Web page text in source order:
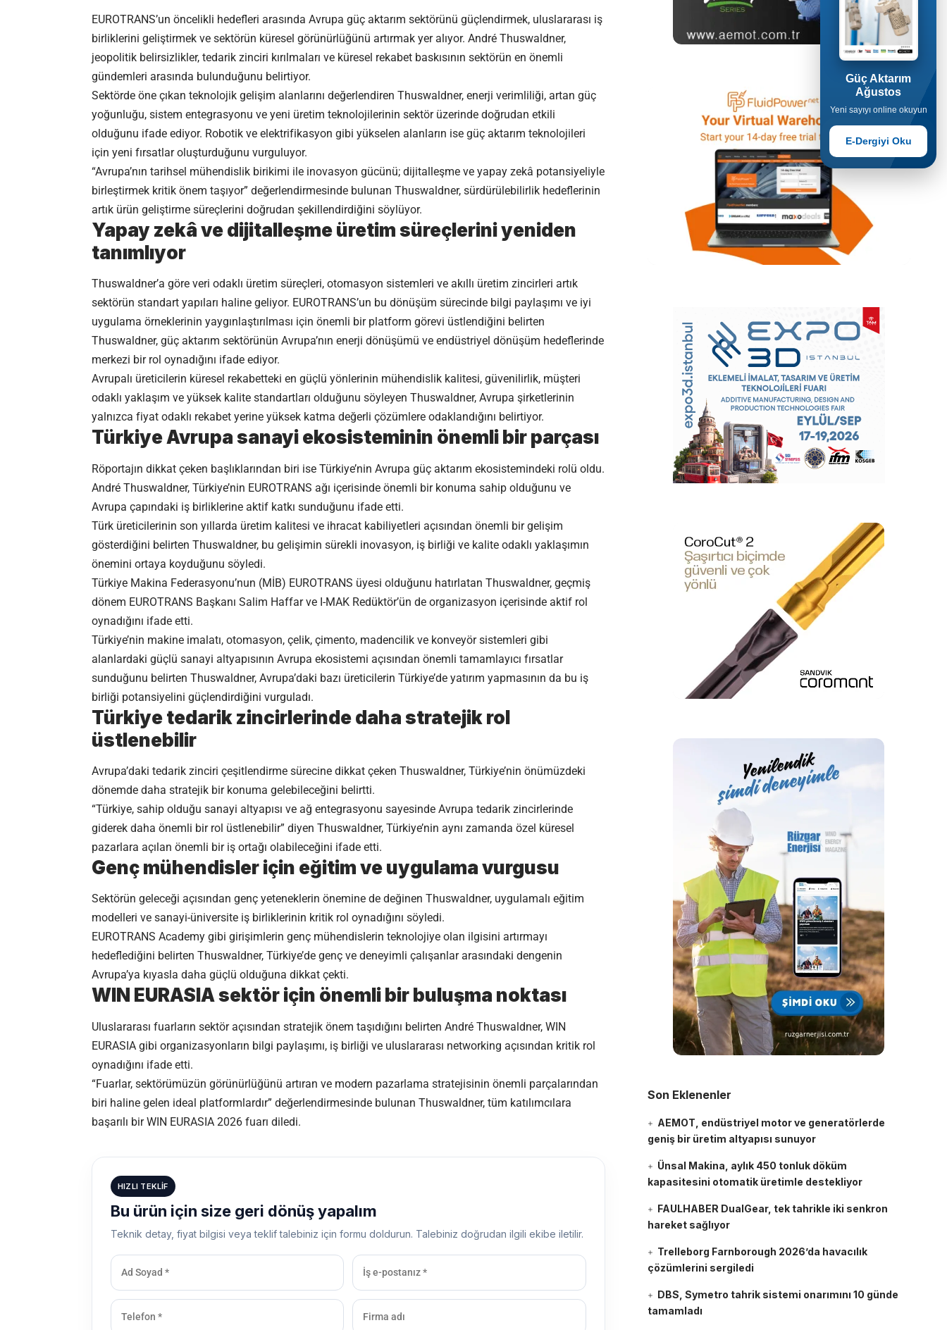
EUROTRANS’un öncelikli hedefleri arasında Avrupa güç aktarım sektörünü güçlendirmek, uluslararası iş
birliklerini geliştirmek ve sektörün küresel görünürlüğünü artırmak yer alıyor. André Thuswaldner,
jeopolitik belirsizlikler, tedarik zinciri kırılmaları ve küresel rekabet baskısının sektörün en önemli
gündemleri arasında bulunduğunu belirtiyor.
Sektörde öne çıkan teknolojik gelişim alanlarını değerlendiren Thuswaldner, enerji verimliliği, artan güç
yoğunluğu, sistem entegrasyonu ve yeni üretim teknolojilerinin sektör üzerinde doğrudan etkili
olduğunu ifade ediyor. Robotik ve elektrifikasyon gibi yükselen alanların ise güç aktarım teknolojileri
için yeni fırsatlar oluşturduğunu vurguluyor.
“Avrupa’nın tarihsel mühendislik birikimi ile inovasyon gücünü; dijitalleşme ve yapay zekâ potansiyeliyle
birleştirmek kritik önem taşıyor” değerlendirmesinde bulunan Thuswaldner, sürdürülebilirlik hedeflerinin
artık ürün geliştirme süreçlerini doğrudan şekillendirdiğini söylüyor.
Yapay zekâ ve dijitalleşme üretim süreçlerini yeniden
tanımlıyor
Thuswaldner’a göre veri odaklı üretim süreçleri, otomasyon sistemleri ve akıllı üretim zincirleri artık
sektörün standart yapıları haline geliyor. EUROTRANS’un bu dönüşüm sürecinde bilgi paylaşımı ve iyi
uygulama örneklerinin yaygınlaştırılması için önemli bir platform görevi üstlendiğini belirten
Thuswaldner, güç aktarım sektörünün Avrupa’nın enerji dönüşümü ve endüstriyel dönüşüm hedeflerinde
merkezi bir rol oynadığını ifade ediyor.
Avrupalı üreticilerin küresel rekabetteki en güçlü yönlerinin mühendislik kalitesi, güvenilirlik, müşteri
odaklı yaklaşım ve yüksek kalite standartları olduğunu söyleyen Thuswaldner, Avrupa şirketlerinin
yalnızca fiyat odaklı rekabet yerine yüksek katma değerli çözümlere odaklandığını belirtiyor.
Türkiye Avrupa sanayi ekosisteminin önemli bir parçası
Röportajın dikkat çeken başlıklarından biri ise Türkiye’nin Avrupa güç aktarım ekosistemindeki rolü oldu.
André Thuswaldner, Türkiye’nin EUROTRANS ağı içerisinde önemli bir konuma sahip olduğunu ve
Avrupa çapındaki iş birliklerine aktif katkı sunduğunu ifade etti.
Türk üreticilerinin son yıllarda üretim kalitesi ve ihracat kabiliyetleri açısından önemli bir gelişim
gösterdiğini belirten Thuswaldner, bu gelişimin sürekli inovasyon, iş birliği ve kalite odaklı yaklaşımın
önemini ortaya koyduğunu söyledi.
Türkiye Makina Federasyonu’nun (MİB) EUROTRANS üyesi olduğunu hatırlatan Thuswaldner, geçmiş
dönem EUROTRANS Başkanı Salim Haffar ve I-MAK Redüktör’ün de organizasyon içerisinde aktif rol
oynadığını ifade etti.
Türkiye’nin makine imalatı, otomasyon, çelik, çimento, madencilik ve konveyör sistemleri gibi
alanlardaki güçlü sanayi altyapısının Avrupa ekosistemi açısından önemli tamamlayıcı fırsatlar
sunduğunu belirten Thuswaldner, Avrupa’daki bazı üreticilerin Türkiye’de yatırım yapmasının da bu iş
birliği potansiyelini güçlendirdiğini vurguladı.
Türkiye tedarik zincirlerinde daha stratejik rol
üstlenebilir
Avrupa’daki tedarik zinciri çeşitlendirme sürecine dikkat çeken Thuswaldner, Türkiye’nin önümüzdeki
dönemde daha stratejik bir konuma gelebileceğini belirtti.
“Türkiye, sahip olduğu sanayi altyapısı ve ağ entegrasyonu sayesinde Avrupa tedarik zincirlerinde
giderek daha önemli bir rol üstlenebilir” diyen Thuswaldner, Türkiye’nin aynı zamanda özel küresel
pazarlara açılan önemli bir iş ortağı olabileceğini ifade etti.
Genç mühendisler için eğitim ve uygulama vurgusu
Sektörün geleceği açısından genç yeteneklerin önemine de değinen Thuswaldner, uygulamalı eğitim
modelleri ve sanayi-üniversite iş birliklerinin kritik rol oynadığını söyledi.
EUROTRANS Academy gibi girişimlerin genç mühendislerin teknolojiye olan ilgisini artırmayı
hedeflediğini belirten Thuswaldner, Türkiye’de genç ve deneyimli çalışanlar arasındaki dengenin
Avrupa’ya kıyasla daha güçlü olduğuna dikkat çekti.
WIN EURASIA sektör için önemli bir buluşma noktası
Uluslararası fuarların sektör açısından stratejik önem taşıdığını belirten André Thuswaldner, WIN
EURASIA gibi organizasyonların bilgi paylaşımı, iş birliği ve uluslararası networking açısından kritik rol
oynadığını ifade etti.
“Fuarlar, sektörümüzün görünürlüğünü artıran ve modern pazarlama stratejisinin önemli parçalarından
biri haline gelen ideal platformlardır” değerlendirmesinde bulunan Thuswaldner, tüm katılımcılara
başarılı bir WIN EURASIA 2026 fuarı diledi.
HIZLI TEKLIF
Bu ürün için size geri dönüş yapalım
Teknik detay, fiyat bilgisi veya teklif talebiniz için formu doldurun. Talebiniz doğrudan ilgili ekibe iletilir.
Son Eklenenler
AEMOT, endüstriyel motor ve generatörlerde
geniş bir üretim altyapısı sunuyor
Ünsal Makina, aylık 450 tonluk döküm
kapasitesini otomatik üretimle destekliyor
FAULHABER DualGear, tek tahrikle iki senkron
hareket sağlıyor
Trelleborg Farnborough 2026’da havacılık
çözümlerini sergiledi
DBS, Symetro tahrik sistemi onarımını 10 günde
tamamladı
Güç Aktarım
Ağustos
Yeni sayıyı online okuyun
E-Dergiyi Oku